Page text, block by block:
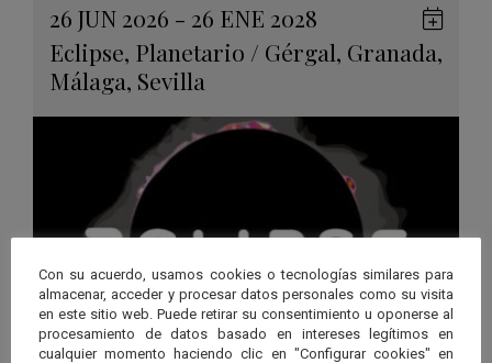
26 JUN 2026 - 26 ENE 2028
Eclipse, Planetario / Gérgal, Granada,
Málaga, Sevilla
en
Con su acuerdo, usamos cookies o tecnologías similares para
almacenar, acceder y procesar datos personales como su visita
en este sitio web. Puede retirar su consentimiento u oponerse al
procesamiento de datos basado en intereses legítimos en
cualquier momento haciendo clic en "Configurar cookies" en